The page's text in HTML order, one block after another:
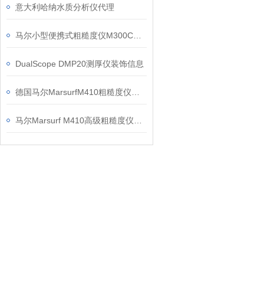
意大利哈纳水质分析仪代理
DualScope DMP20测厚仪装饰信息